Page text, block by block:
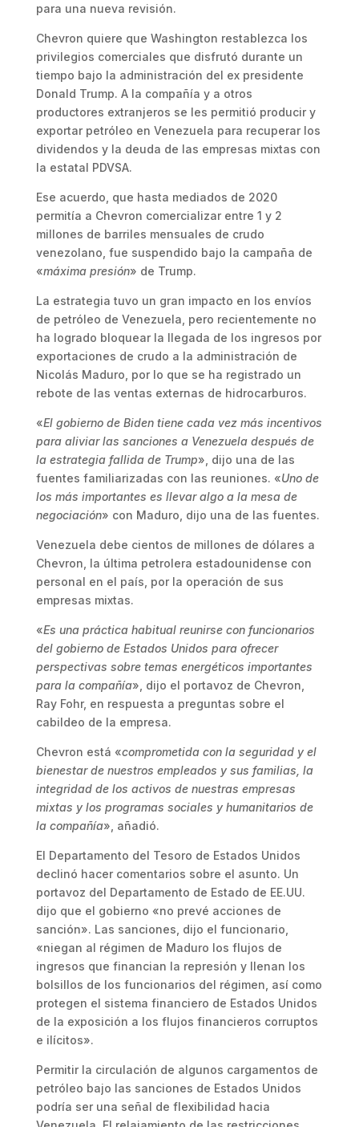
para una nueva revisión.
Chevron quiere que Washington restablezca los
privilegios comerciales que disfrutó durante un
tiempo bajo la administración del ex presidente
Donald Trump. A la compañía y a otros
productores extranjeros se les permitió producir y
exportar petróleo en Venezuela para recuperar los
dividendos y la deuda de las empresas mixtas con
la estatal PDVSA.
Ese acuerdo, que hasta mediados de 2020
permitía a Chevron comercializar entre 1 y 2
millones de barriles mensuales de crudo
venezolano, fue suspendido bajo la campaña de
«máxima presión» de Trump.
La estrategia tuvo un gran impacto en los envíos
de petróleo de Venezuela, pero recientemente no
ha logrado bloquear la llegada de los ingresos por
exportaciones de crudo a la administración de
Nicolás Maduro, por lo que se ha registrado un
rebote de las ventas externas de hidrocarburos.
«El gobierno de Biden tiene cada vez más incentivos
para aliviar las sanciones a Venezuela después de
la estrategia fallida de Trump», dijo una de las
fuentes familiarizadas con las reuniones. «Uno de
los más importantes es llevar algo a la mesa de
negociación» con Maduro, dijo una de las fuentes.
Venezuela debe cientos de millones de dólares a
Chevron, la última petrolera estadounidense con
personal en el país, por la operación de sus
empresas mixtas.
«Es una práctica habitual reunirse con funcionarios
del gobierno de Estados Unidos para ofrecer
perspectivas sobre temas energéticos importantes
para la compañía», dijo el portavoz de Chevron,
Ray Fohr, en respuesta a preguntas sobre el
cabildeo de la empresa.
Chevron está «comprometida con la seguridad y el
bienestar de nuestros empleados y sus familias, la
integridad de los activos de nuestras empresas
mixtas y los programas sociales y humanitarios de
la compañía», añadió.
El Departamento del Tesoro de Estados Unidos
declinó hacer comentarios sobre el asunto. Un
portavoz del Departamento de Estado de EE.UU.
dijo que el gobierno «no prevé acciones de
sanción». Las sanciones, dijo el funcionario,
«niegan al régimen de Maduro los flujos de
ingresos que financian la represión y llenan los
bolsillos de los funcionarios del régimen, así como
protegen el sistema financiero de Estados Unidos
de la exposición a los flujos financieros corruptos
e ilícitos».
Permitir la circulación de algunos cargamentos de
petróleo bajo las sanciones de Estados Unidos
podría ser una señal de flexibilidad hacia